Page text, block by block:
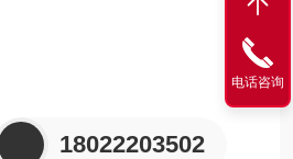
18022203502
电话咨询